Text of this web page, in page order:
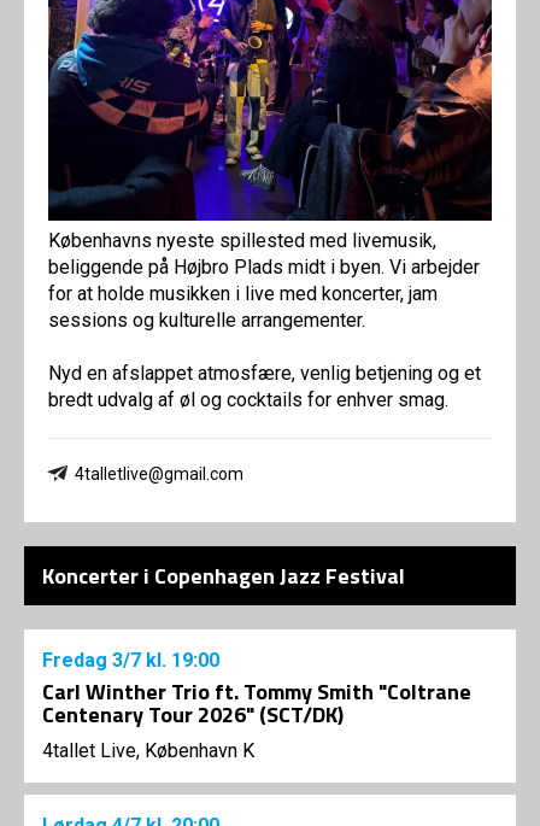
Københavns nyeste spillested med livemusik,
beliggende på Højbro Plads midt i byen. Vi arbejder
for at holde musikken i live med koncerter, jam
sessions og kulturelle arrangementer.
Nyd en afslappet atmosfære, venlig betjening og et
bredt udvalg af øl og cocktails for enhver smag.
4talletlive@gmail.com
Koncerter i Copenhagen Jazz Festival
Fredag 3/7 kl. 19:00
Carl Winther Trio ft. Tommy Smith "Coltrane
Centenary Tour 2026" (SCT/DK)
4tallet Live, København K